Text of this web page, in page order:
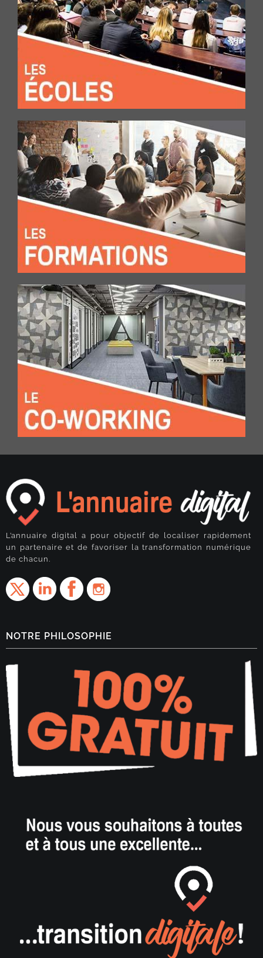
L’annuaire digital a pour objectif de localiser rapidement
un partenaire et de favoriser la transformation numérique
de chacun.
NOTRE PHILOSOPHIE